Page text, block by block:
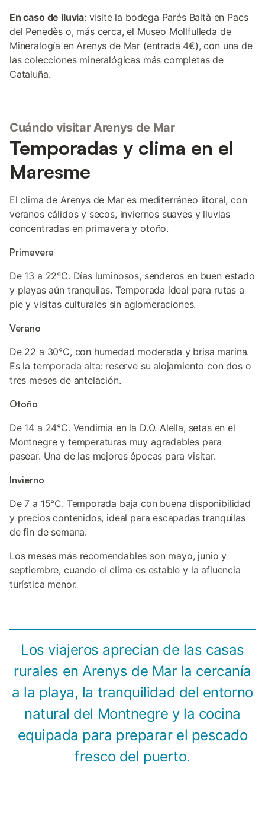
En caso de lluvia: visite la bodega Parés Baltà en Pacs
del Penedès o, más cerca, el Museo Mollfulleda de
Mineralogía en Arenys de Mar (entrada 4€), con una de
las colecciones mineralógicas más completas de
Cataluña.
Cuándo visitar Arenys de Mar
Temporadas y clima en el
Maresme
El clima de Arenys de Mar es mediterráneo litoral, con
veranos cálidos y secos, inviernos suaves y lluvias
concentradas en primavera y otoño.
Primavera
De 13 a 22°C. Días luminosos, senderos en buen estado
y playas aún tranquilas. Temporada ideal para rutas a
pie y visitas culturales sin aglomeraciones.
Verano
De 22 a 30°C, con humedad moderada y brisa marina.
Es la temporada alta: reserve su alojamiento con dos o
tres meses de antelación.
Otoño
De 14 a 24°C. Vendimia en la D.O. Alella, setas en el
Montnegre y temperaturas muy agradables para
pasear. Una de las mejores épocas para visitar.
Invierno
De 7 a 15°C. Temporada baja con buena disponibilidad
y precios contenidos, ideal para escapadas tranquilas
de fin de semana.
Los meses más recomendables son mayo, junio y
septiembre, cuando el clima es estable y la afluencia
turística menor.
Los viajeros aprecian de las casas
rurales en Arenys de Mar la cercanía
a la playa, la tranquilidad del entorno
natural del Montnegre y la cocina
equipada para preparar el pescado
fresco del puerto.